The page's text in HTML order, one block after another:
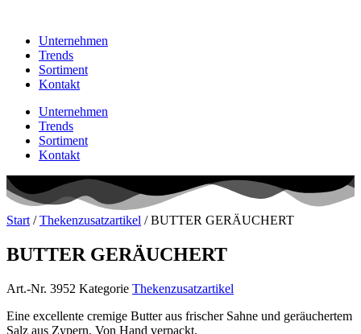
Unternehmen
Trends
Sortiment
Kontakt
Unternehmen
Trends
Sortiment
Kontakt
Start /Thekenzusatzartikel / BUTTER GERÄUCHERT
BUTTER GERÄUCHERT
Art.-Nr. 3952 Kategorie Thekenzusatzartikel
Eine excellente cremige Butter aus frischer Sahne und geräuchertem
Salz aus Zypern. Von Hand verpackt.